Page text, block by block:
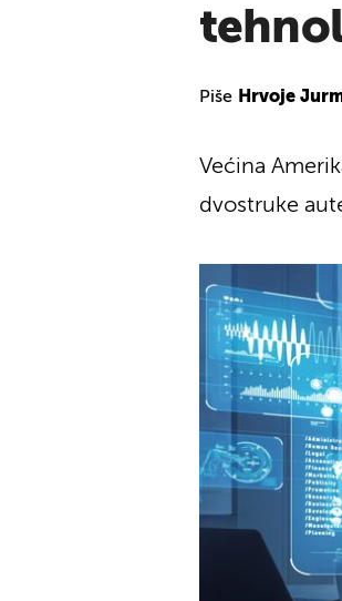
Piše Hrvoje
Većina
dvostruke